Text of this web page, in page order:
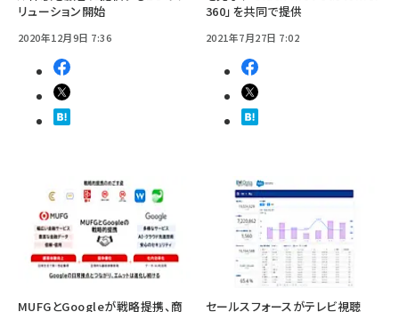
リューション開始
2020年12月9日 7:36
360」を共同で提供
2021年7月27日 7:02
MUFGとGoogleが戦略提携、商
セールスフォースがテレビ視聴